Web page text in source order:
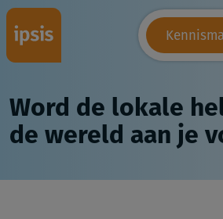
Word de lokale
de wereld aan je